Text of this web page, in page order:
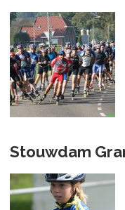
Stouwdam